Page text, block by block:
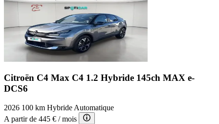
Citroën C4 Max C4 1.2 Hybride 145ch MAX e-
DCS6
2026 100 km Hybride Automatique
A partir de 445 € / mois